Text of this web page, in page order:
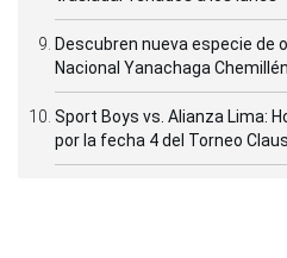
Descubren nueva especie de
Nacional Yanachaga Chemillén
Sport Boys vs. Alianza Lima:
por la fecha 4 del Torneo